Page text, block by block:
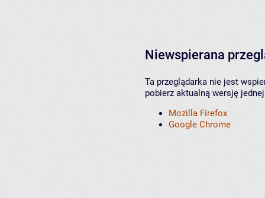
Niewspierana
Ta przeglądarka nie jest
pobierz aktualną wersję
Mozilla Firefox
Google Chrome